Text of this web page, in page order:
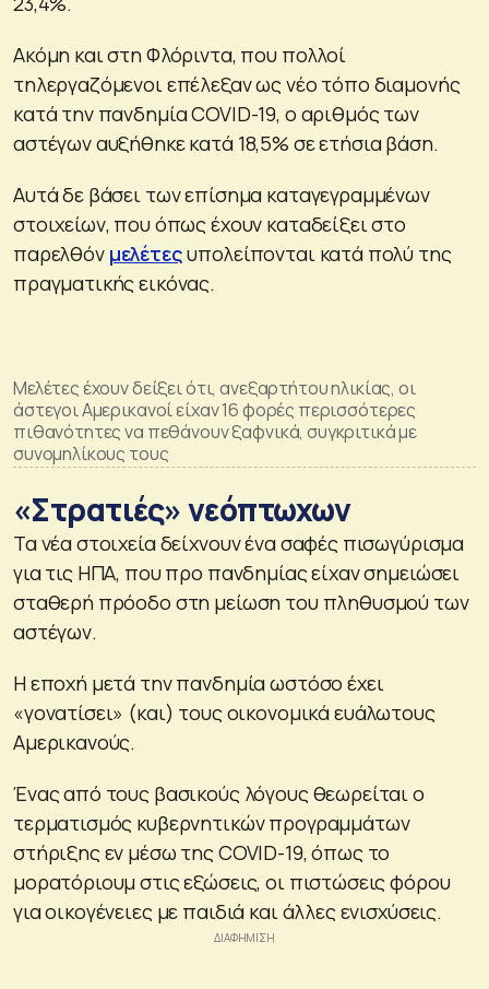
Ακόμη και στη Φλόριντα, που πολλοί
τηλεργαζόμενοι επέλεξαν ως νέο τόπο διαμονής
κατά την πανδημία COVID-19, ο αριθμός των
αστέγων αυξήθηκε κατά 18,5% σε ετήσια βάση.
Αυτά δε βάσει των επίσημα καταγεγραμμένων
στοιχείων, που όπως έχουν καταδείξει στο
παρελθόν μελέτεςυπολείπονται κατά πολύ της
πραγματικής εικόνας.
Μελέτες έχουν δείξει ότι, ανεξαρτήτου ηλικίας, οι
άστεγοι Αμερικανοί είχαν 16 φορές περισσότερες
πιθανότητες να πεθάνουν ξαφνικά, συγκριτικά με
συνομηλίκους τους
«Στρατιές» νεόπτωχων
Τα νέα στοιχεία δείχνουν ένα σαφές πισωγύρισμα
για τις ΗΠΑ, που προ πανδημίας είχαν σημειώσει
σταθερή πρόοδο στη μείωση του πληθυσμού των
αστέγων.
Η εποχή μετά την πανδημία ωστόσο έχει
«γονατίσει» (και) τους οικονομικά ευάλωτους
Αμερικανούς.
Ένας από τους βασικούς λόγους θεωρείται ο
τερματισμός κυβερνητικών προγραμμάτων
στήριξης εν μέσω της COVID-19, όπως το
μορατόριουμ στις εξώσεις, οι πιστώσεις φόρου
για οικογένειες με παιδιά και άλλες ενισχύσεις.